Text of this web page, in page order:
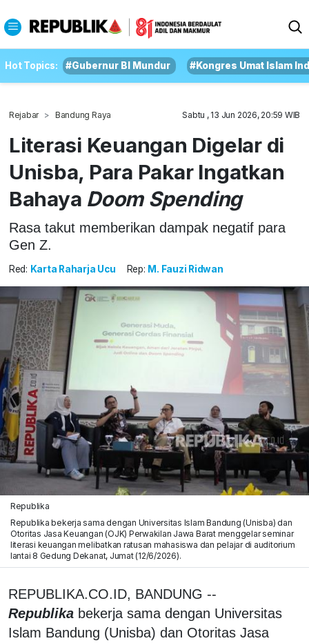
Hot Topics: #Gubernur BI Mundur #Kongres Umat Islam
Rejabar Bandung Raya Sabtu , 13 Jun 2026, 20:59 WIB
Literasi Keuangan Digelar di
Unisba, Para Pakar Ingatkan
Bahaya Doom Spending
Rasa takut memberikan dampak negatif para
Gen Z.
Red: Karta Raharja Ucu Rep: M. Fauzi Ridwan
Republika
Republika bekerja sama dengan Universitas Islam Bandung (Unisba) dan
Otoritas Jasa Keuangan (OJK) Perwakilan Jawa Barat menggelar seminar
literasi keuangan melibatkan ratusan mahasiswa dan pelajar di auditorium
lantai 8 Gedung Dekanat, Jumat (12/6/2026).
REPUBLIKA.CO.ID, BANDUNG --
Republika bekerja sama dengan Universitas
Islam Bandung (Unisba) dan Otoritas Jasa